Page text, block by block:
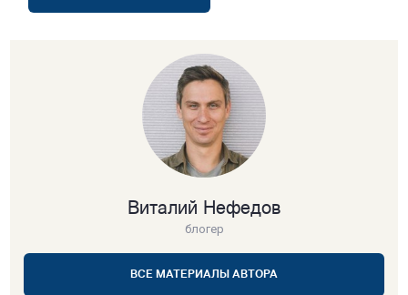
Виталий Нефедов
блогер
ВСЕ МАТЕРИАЛЫ АВТОРА